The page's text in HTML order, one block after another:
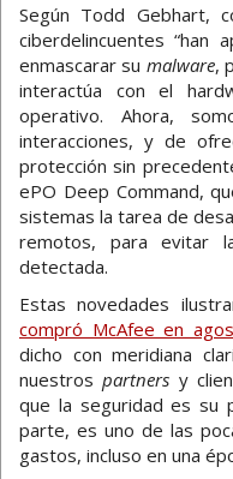
Según Todd Gebhart,
ciberdelincuentes “han
enmascarar su malware,
interactúa con el
operativo. Ahora,
interacciones, y de
protección sin
ePO Deep Command,
sistemas la tarea de
remotos, para evitar
detectada.
Estas novedades
compró McAfee en
dicho con meridiana
nuestros partners y
que la seguridad es su
parte, es uno de las
gastos, incluso en una